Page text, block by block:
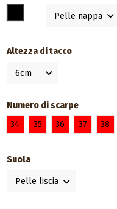
Altezza di tacco
Numero di scarpe
34
35 36 37 38
Suola